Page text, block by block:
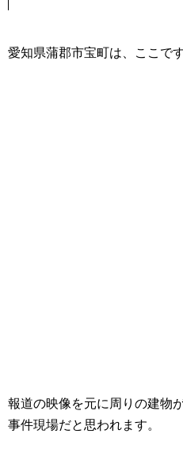
愛知県蒲郡市宝町は、ここです
報道の映像を元に周りの建物
事件現場だと思われます。